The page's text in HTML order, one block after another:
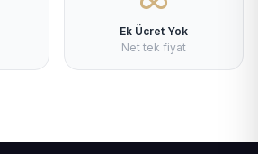
Ek Ücret Yok
Net tek fiyat